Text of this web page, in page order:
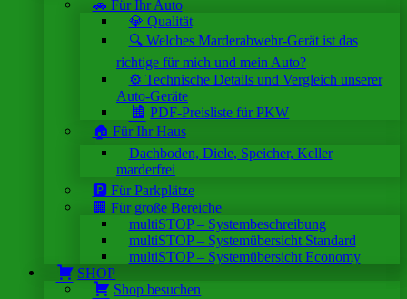
🚗 Für Ihr Auto
💎 Qualität
🔍 Welches Marderabwehr-Gerät ist das
richtige für mich und mein Auto?
⚙️ Technische Details und Vergleich unserer
Auto-Geräte
PDF-Preisliste für PKW
🏠 Für Ihr Haus
Dachboden, Diele, Speicher, Keller
marderfrei
🅿️ Für Parkplätze
🏢 Für große Bereiche
multiSTOP – Systembeschreibung
multiSTOP – Systemübersicht Standard
multiSTOP – Systemübersicht Economy
SHOP
Shop besuchen